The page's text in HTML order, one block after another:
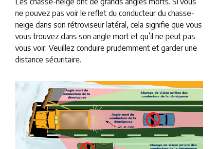
ne pouvez pas voir le reflet du conducteur du chasse-
neige dans son rétroviseur latéral, cela signifie que vous
vous trouvez dans son angle mort et qu’il ne peut pas
vous voir. Veuillez conduire prudemment et garder une
distance sécuritaire.
Image